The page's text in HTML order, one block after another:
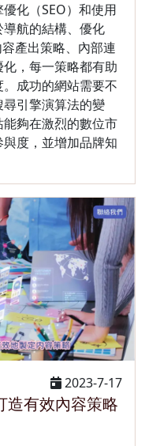
化（SEO）和使用
航的結構、優化
產出策略、內部連
，每一策略都有助
成功的網站需要不
引擎演算法的變
夠在激烈的數位市
度，並增加品牌知
2023-7-17
造有效內容策略